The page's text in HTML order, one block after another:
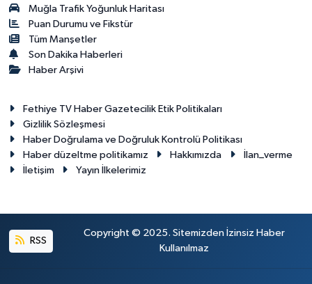
Muğla Trafik Yoğunluk Haritası
Puan Durumu ve Fikstür
Tüm Manşetler
Son Dakika Haberleri
Haber Arşivi
Fethiye TV Haber Gazetecilik Etik Politikaları
Gizlilik Sözleşmesi
Haber Doğrulama ve Doğruluk Kontrolü Politikası
Haber düzeltme politikamız
Hakkımızda
İlan_verme
İletişim
Yayın İlkelerimiz
RSS
Copyright © 2025. Sitemizden İzinsiz Haber
Kullanılmaz